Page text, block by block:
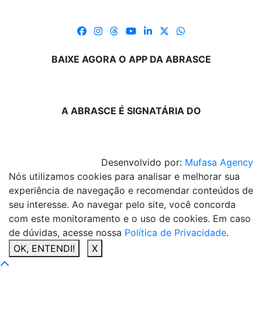
BAIXE AGORA O APP DA ABRASCE
A ABRASCE É SIGNATÁRIA DO
Desenvolvido por: Mufasa Agency
Nós utilizamos cookies para analisar e melhorar sua
experiência de navegação e recomendar conteúdos de
seu interesse. Ao navegar pelo site, você concorda
com este monitoramento e o uso de cookies. Em caso
de dúvidas, acesse nossa Política de Privacidade.
OK, ENTENDI!
X